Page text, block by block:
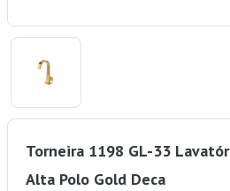
Torneira 1198 GL-33
Alta Polo Gold Deca